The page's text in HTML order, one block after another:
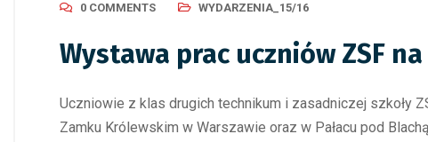
0 COMMENTS WYDARZENIA_15/16
Wystawa prac uczniów ZSF
Uczniowie z klas drugich technikum i zasadniczej szkoły
Zamku Królewskim w Warszawie oraz w Pałacu pod